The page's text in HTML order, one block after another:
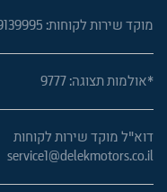
מוקד שירות לקוחות: 08-9139995
*אולמות תצוגה: 9777
דוא"ל מוקד שירות לקוחות
service1@delekmotors.co.il